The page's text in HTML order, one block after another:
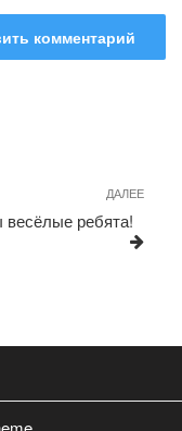
ДАЛЕЕ
ребята!